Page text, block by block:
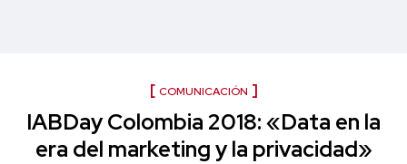
COMUNICACIÓN
IABDay Colombia 2018: «Data en la
era del marketing y la privacidad»